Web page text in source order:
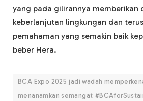
yang pada gilirannya memberikan
keberlanjutan lingkungan dan
pemahaman yang semakin baik
beber Hera.
BCA Expo 2025 jadi wadah
menanamkan semangat